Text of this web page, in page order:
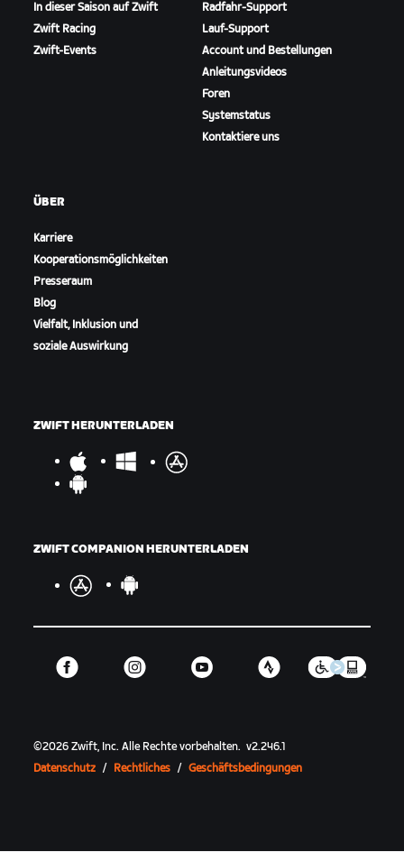
In dieser Saison auf Zwift
Zwift Racing
Zwift-Events
Radfahr-Support
Lauf-Support
Account und Bestellungen
Anleitungsvideos
Foren
Systemstatus
Kontaktiere uns
ÜBER
Karriere
Kooperationsmöglichkeiten
Presseraum
Blog
Vielfalt, Inklusion und
soziale Auswirkung
ZWIFT HERUNTERLADEN
ZWIFT COMPANION HERUNTERLADEN
©2026 Zwift, Inc.Alle Rechte vorbehalten. v2.246.1
Datenschutz / Rechtliches / Geschäftsbedingungen